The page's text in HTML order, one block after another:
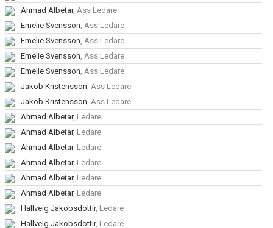
Ahmad Albetar, Ass Ledare
Emelie Svensson, Ass Ledare
Emelie Svensson, Ass Ledare
Emelie Svensson, Ass Ledare
Emelie Svensson, Ass Ledare
Jakob Kristensson, Ass Ledare
Jakob Kristensson, Ass Ledare
Ahmad Albetar, Ledare
Ahmad Albetar, Ledare
Ahmad Albetar, Ledare
Ahmad Albetar, Ledare
Ahmad Albetar, Ledare
Ahmad Albetar, Ledare
Hallveig Jakobsdottir, Ledare
Hallveig Jakobsdottir, Ledare